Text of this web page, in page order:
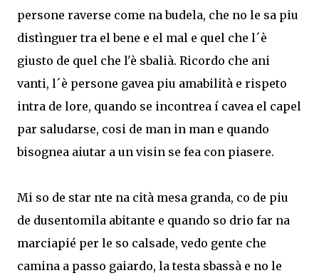
persone raverse come na budela, che no le sa piu
distìnguer tra el bene e el mal e quel che l´è
giusto de quel che l'è sbalià. Ricordo che ani
vanti, l´è persone gavea piu amabilità e rispeto
intra de lore, quando se incontrea í cavea el capel
par saludarse, cosi de man in man e quando
bisognea aiutar a un visin se fea con piasere.
Mi so de star nte na cità mesa granda, co de piu
de dusentomila abitante e quando so drio far na
marciapié per le so calsade, vedo gente che
camina a passo gaiardo, la testa sbassà e no le